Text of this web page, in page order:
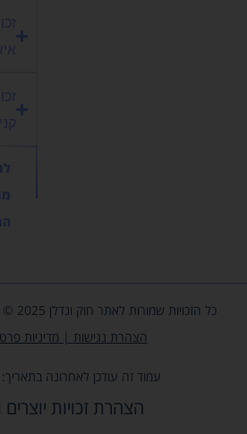
כל הזכויות שמורות לאתר חוק ונדלן 2025 © |
הצהרת נגישות | מדיניות
עמוד זה עודכן לאחרונה בתאריך: 16/07/2024
הצהרת זכויות יוצרים